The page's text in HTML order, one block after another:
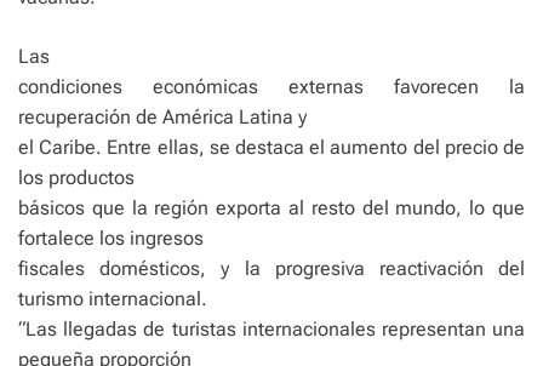
Las
condiciones económicas externas favorecen la
recuperación de América Latina y
el Caribe. Entre ellas, se destaca el aumento del precio de
los productos
básicos que la región exporta al resto del mundo, lo que
fortalece los ingresos
fiscales domésticos, y la progresiva reactivación del
turismo internacional.
“Las llegadas de turistas internacionales representan una
pequeña proporción